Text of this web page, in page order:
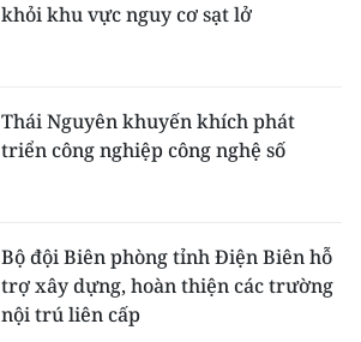
khỏi khu vực nguy cơ sạt lở
Thái Nguyên khuyến khích phát
triển công nghiệp công nghệ số
Bộ đội Biên phòng tỉnh Điện Biên hỗ
trợ xây dựng, hoàn thiện các trường
nội trú liên cấp